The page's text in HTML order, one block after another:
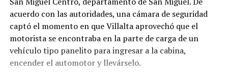
acuerdo con las autoridades, una cámara de seguridad
captó el momento en que Villalta aprovechó que el
motorista se encontraba en la parte de carga de un
vehículo tipo panelito para ingresar a la cabina,
encender el automotor y llevárselo.